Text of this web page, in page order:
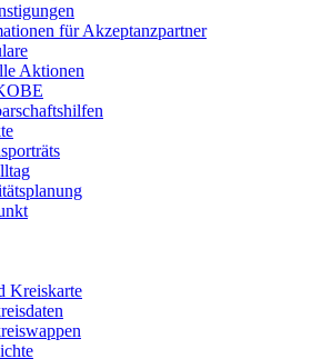
für Akzeptanzpartner
Aktionen
Kreiskarte